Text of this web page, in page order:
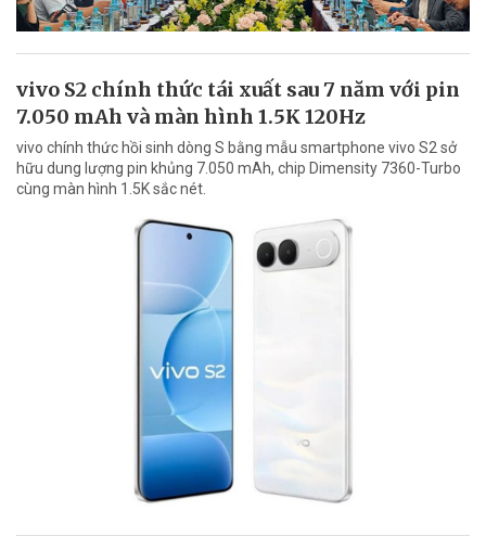
vivo S2 chính thức tái xuất sau 7 năm với pin
7.050 mAh và màn hình 1.5K 120Hz
vivo chính thức hồi sinh dòng S bằng mẫu smartphone vivo S2 sở
hữu dung lượng pin khủng 7.050 mAh, chip Dimensity 7360-Turbo
cùng màn hình 1.5K sắc nét.